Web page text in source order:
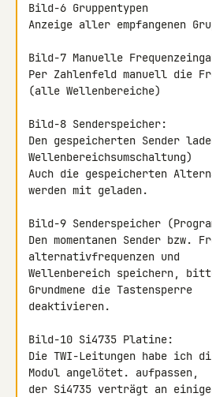
Bild-6 Gruppentypen
Anzeige aller empfangenen
Bild-7 Manuelle
Per Zahlenfeld manuell die
(alle Wellenbereiche)
Bild-8 Senderspeicher:
Den gespeicherten Sender
Wellenbereichsumschaltung)
Auch die gespeicherten
werden mit geladen.
Bild-9 Senderspeicher
Den momentanen Sender bzw.
alternativfrequenzen und
Wellenbereich speichern,
Grundmene die Tastensperre
deaktivieren.
Bild-10 Si4735 Platine:
Die TWI-Leitungen habe ich
Modul angelötet. aufpassen,
der Si4735 verträgt an